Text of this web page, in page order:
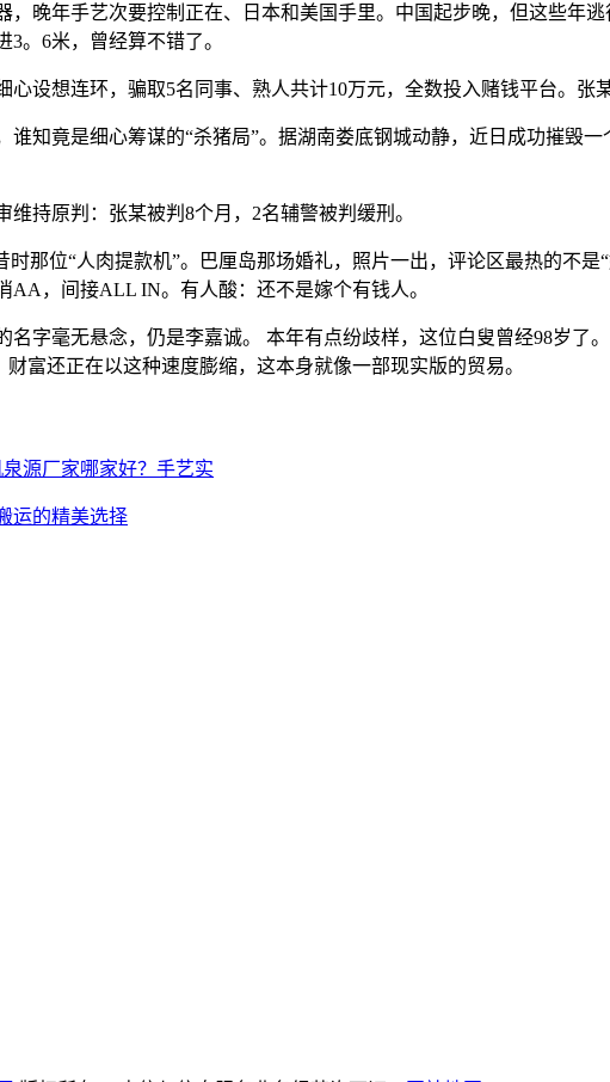
年手艺次要控制正在、日本和美国手里。中国起步晚，但这些年逃
。6米，曾经算不错了。
想连环，骗取5名同事、熟人共计10万元，全数投入赌钱平台。张
竟是细心筹谋的“杀猪局”。据湖南娄底钢城动静，近日成功摧毁一
持原判：张某被判8个月，2名辅警被判缓刑。
那位“人肉提款机”。巴厘岛那场婚礼，照片一出，评论区最热的不
AA，间接ALL IN。有人酸：还不是嫁个有钱人。
毫无悬念，仍是李嘉诚。 本年有点纷歧样，这位白叟曾经98岁了
富还正在以这种速度膨缩，这本身就像一部现实版的贸易。
源厂家哪家好？手艺实
运的精美选择